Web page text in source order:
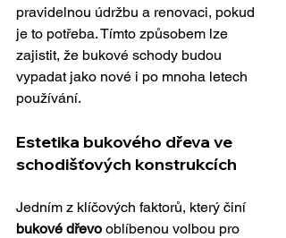
pravidelnou údržbu a renovaci, pokud
je to potřeba. Tímto způsobem lze
zajistit, že bukové schody budou
vypadat jako nové i po mnoha letech
používání.
Estetika bukového dřeva ve
schodišťových konstrukcích
Jedním z klíčových faktorů, který činí
bukové dřevo oblíbenou volbou pro